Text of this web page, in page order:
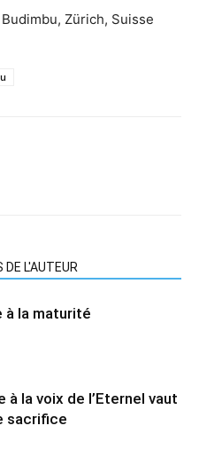
Zürich, Suisse
DE L'AUTEUR
à la maturité
à la voix de l’Eternel vaut
sacrifice